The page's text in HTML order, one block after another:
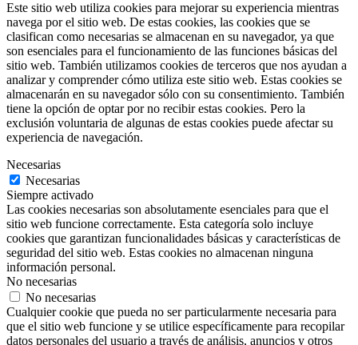
Este sitio web utiliza cookies para mejorar su experiencia mientras
navega por el sitio web. De estas cookies, las cookies que se
clasifican como necesarias se almacenan en su navegador, ya que
son esenciales para el funcionamiento de las funciones básicas del
sitio web. También utilizamos cookies de terceros que nos ayudan a
analizar y comprender cómo utiliza este sitio web. Estas cookies se
almacenarán en su navegador sólo con su consentimiento. También
tiene la opción de optar por no recibir estas cookies. Pero la
exclusión voluntaria de algunas de estas cookies puede afectar su
experiencia de navegación.
Necesarias
Necesarias
Siempre activado
Las cookies necesarias son absolutamente esenciales para que el
sitio web funcione correctamente. Esta categoría solo incluye
cookies que garantizan funcionalidades básicas y características de
seguridad del sitio web. Estas cookies no almacenan ninguna
información personal.
No necesarias
No necesarias
Cualquier cookie que pueda no ser particularmente necesaria para
que el sitio web funcione y se utilice específicamente para recopilar
datos personales del usuario a través de análisis, anuncios y otros